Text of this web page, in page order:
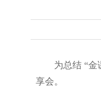
为总结 “
享会。